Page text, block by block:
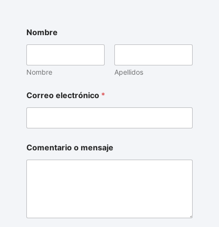
Nombre
Nombre Apellidos
Correo electrónico *
Comentario o mensaje